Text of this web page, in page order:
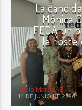
La
Mónica
FEDA un
la
Radio Marca AB
11 DE JUNIO DE 2026